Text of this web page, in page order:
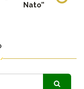
Nato”